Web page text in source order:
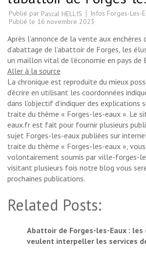
Publié par Pascal HELLIS
Infos Forges-Les-
Publié le 16 novembre 2023
Après l’annonce de la vente aux enchères
d’abattage de l’abattoir de Forges, les
un maillon vital de l’économie en pays de
Aller à la source
La chronique est reproduite du mieux
d’écrire en utilisant les coordonnées
dans l’objectif d’indiquer des explications
traite du thème « Forges-les-eaux ». Le
eaux.fr est fait pour fournir plusieurs
sujet Forges-les-eaux publiées sur
traite du thème « Forges-les-eaux »,
volontairement soumis par ville-forges-
visitant plusieurs fois notre blog vous
prochaines publications.
Related Posts:
Abattoir de Forges-les-Eaux : les
veulent interpeller les services